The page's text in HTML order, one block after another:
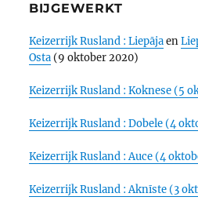
BIJGEWERKT
Keizerrijk Rusland : Liepājaen
Osta(9 oktober 2020)
Keizerrijk Rusland : Koknese (5
Keizerrijk Rusland : Dobele (4
Keizerrijk Rusland : Auce (4
Keizerrijk Rusland : Aknīste (3